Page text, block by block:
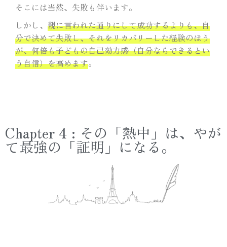
そこには当然、失敗も伴います。
しかし、 親に言われた通りにして成功するよりも、自
分で決めて失敗し、それをリカバリーした経験のほう
が、何倍も子どもの自己効力感（自分ならできるとい
う自信）を高めます。
Chapter 4 : その「熱中」は、やが
て最強の「証明」になる。